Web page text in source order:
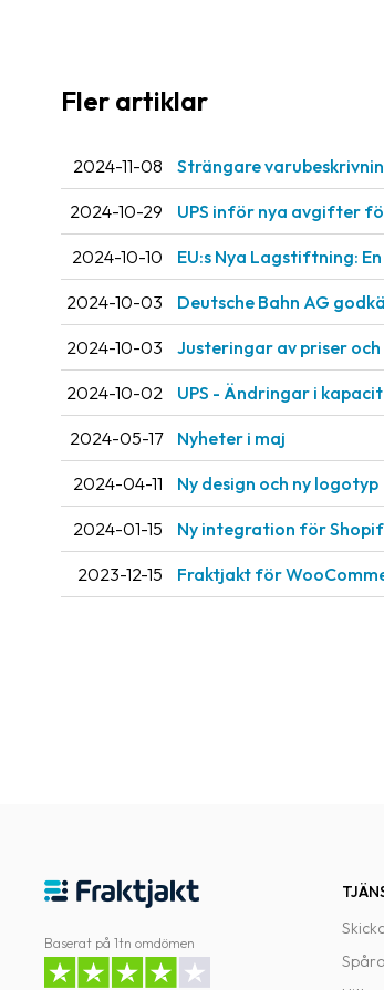
Fler artiklar
2024-11-08 Strängare
2024-10-29 UPS inför nya avgifter
2024-10-10 EU:s Nya Lagstiftning:
2024-10-03 Deutsche Bahn AG
2024-10-03 Justeringar av priser
2024-10-02 UPS - Ändringar i
2024-05-17 Nyheter i maj
2024-04-11 Ny design och ny logotyp
2024-01-15 Ny integration för
2023-12-15 Fraktjakt för
Baserat på 1tn omdömen